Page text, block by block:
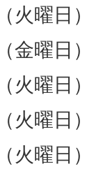
火曜日）
金曜日）
火曜日）
火曜日）
火曜日）